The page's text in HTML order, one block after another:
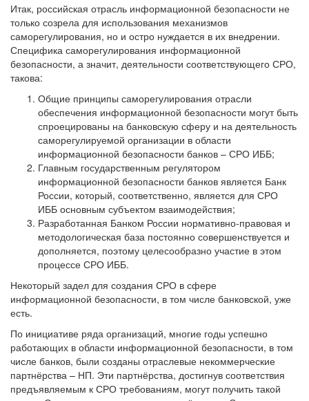
Итак, российская отрасль информационной безопасности не
только созрела для использования механизмов
саморегулирования, но и остро нуждается в их внедрении.
Специфика саморегулирования информационной
безопасности, а значит, деятельности соответствующего СРО,
такова:
Общие принципы саморегулирования отрасли
обеспечения информационной безопасности могут быть
спроецированы на банковскую сферу и на деятельность
саморегулируемой организации в области
информационной безопасности банков – СРО ИББ;
Главным государственным регулятором
информационной безопасности банков является Банк
России, который, соответственно, является для СРО
ИББ основным субъектом взаимодействия;
Разработанная Банком России нормативно-правовая и
методологическая база постоянно совершенствуется и
дополняется, поэтому целесообразно участие в этом
процессе СРО ИББ.
Некоторый задел для создания СРО в сфере
информационной безопасности, в том числе банковской, уже
есть.
По инициативе ряда организаций, многие годы успешно
работающих в области информационной безопасности, в том
числе банков, были созданы отраслевые некоммерческие
партнёрства – НП. Эти партнёрства, достигнув соответствия
предъявляемым к СРО требованиям, могут получить такой